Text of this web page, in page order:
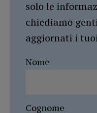
solo le
chiediamo
aggiornati i
Nome
Cognome